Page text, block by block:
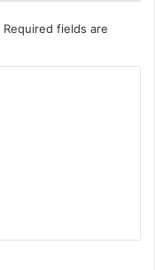
Required fields are